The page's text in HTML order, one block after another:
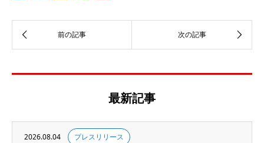
最新記事
2026.08.04 プレスリリース